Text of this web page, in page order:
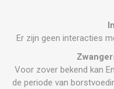
Er zijn geen interacties
Voor zover bekend kan
de periode van